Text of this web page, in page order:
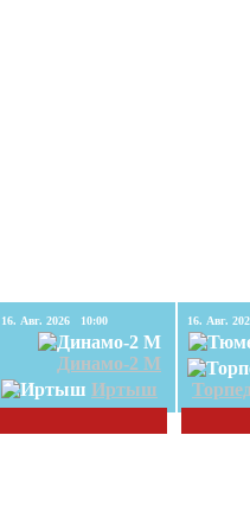
16. Авг. 2026 10:00
Динамо-2 М
Иртыш